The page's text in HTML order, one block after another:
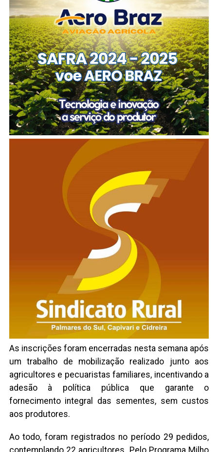
As inscrições foram encerradas nesta semana após
um trabalho de mobilização realizado junto aos
agricultores e pecuaristas familiares, incentivando a
adesão à política pública que garante o
fornecimento integral das sementes, sem custos
aos produtores.
Ao todo, foram registrados no período 29 pedidos,
contemplando 22 agricultores. Pelo Programa Milho